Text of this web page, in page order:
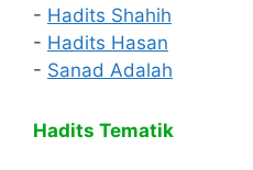
- Hadits Shahih
- Hadits Hasan
- Sanad Adalah
Hadits Tematik